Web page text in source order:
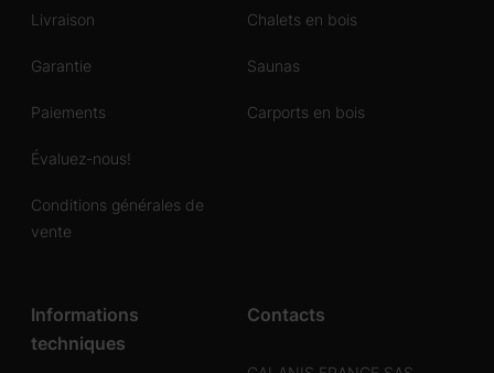
Livraison
Garantie
Paiements
Évaluez-nous!
Conditions générales de
vente
Chalets en bois
Saunas
Carports en bois
Informations
techniques
Contacts